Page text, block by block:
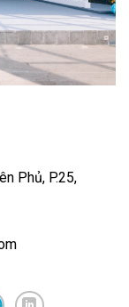
Phủ, P.25,